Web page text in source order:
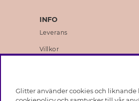
INFO
Leverans
Villkor
Medlemsvillkor
Glitter använder cookies och